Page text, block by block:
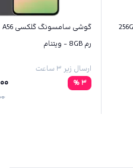
گوشی سامسونگ گلکسی A36 ظرفیت 256GB
رم 8GB - ویتنام
ارسال زیر ۳ ساعت
3
%